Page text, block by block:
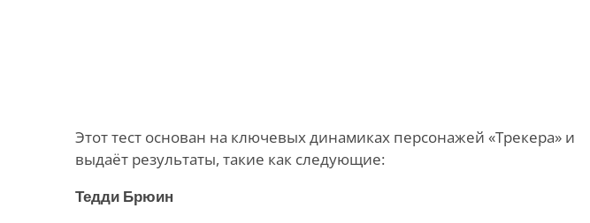
Этот тест основан на ключевых динамиках персонажей «Трекера» и
выдаёт результаты, такие как следующие:
Тедди Брюин